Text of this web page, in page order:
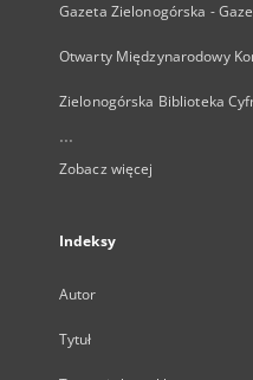
Gazeta Zielonogórska -
Otwarty Międzynarodowy
Zielonogórska Biblioteka
...
Zobacz więcej
Indeksy
Autor
Tytuł